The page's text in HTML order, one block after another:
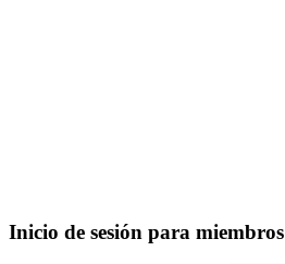
Inicio de sesión para miembros